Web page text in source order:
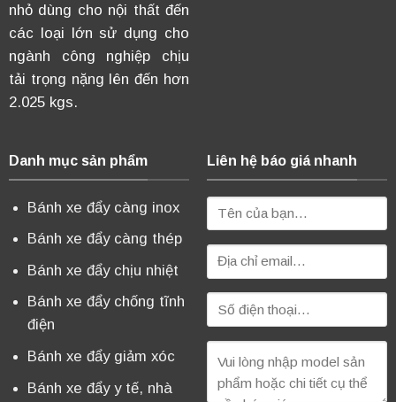
nhỏ dùng cho nội thất đến
các loại lớn sử dụng cho
ngành công nghiệp chịu
tải trọng nặng lên đến hơn
2.025 kgs.
Danh mục sản phẩm
Bánh xe đẩy càng inox
Bánh xe đẩy càng thép
Bánh xe đẩy chịu nhiệt
Bánh xe đẩy chống tĩnh
điện
Bánh xe đẩy giảm xóc
Bánh xe đẩy y tế, nhà
Liên hệ báo giá nhanh